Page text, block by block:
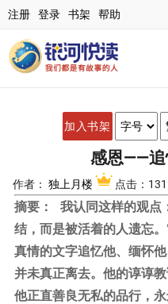
注册 登录 书架 帮助
加入书架
感恩——追
作者： 独上月楼 点击：
摘要：
我认同这样的观点
结，而是被活着的人遗忘
真情的文字追忆他、缅怀
并未真正离去。他的谆谆
他正直善良无私的品行，